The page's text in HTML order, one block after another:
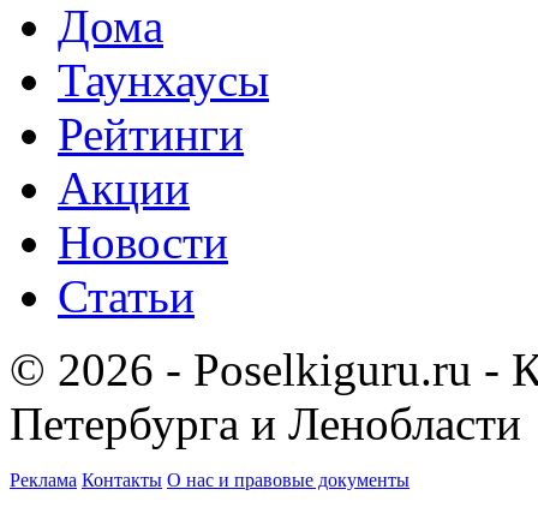
Дома
Таунхаусы
Рейтинги
Акции
Новости
Статьи
© 2026 - Poselkiguru.ru -
Петербурга и Ленобласти
Реклама Контакты О нас и правовые документы